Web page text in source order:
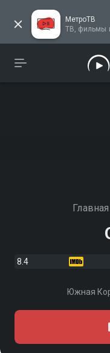
МетроТВ
ТВ, фильмы
Главная
8.4
Южная